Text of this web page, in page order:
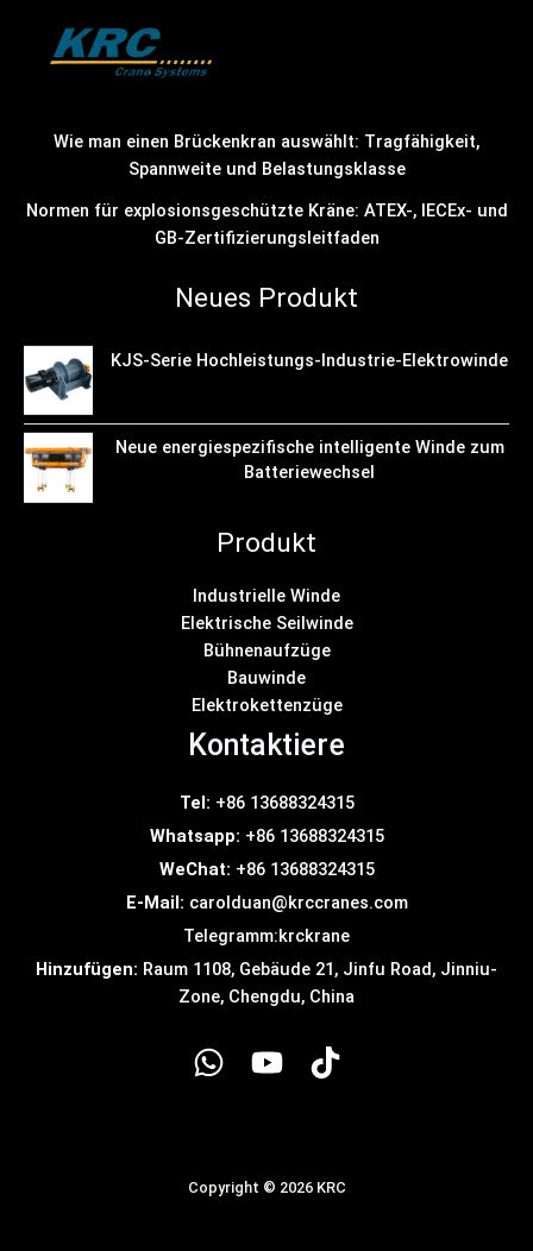
Wie man einen Brückenkran auswählt: Tragfähigkeit,
Spannweite und Belastungsklasse
Normen für explosionsgeschützte Kräne: ATEX-, IECEx- und
GB-Zertifizierungsleitfaden
Neues Produkt
KJS-Serie Hochleistungs-Industrie-Elektrowinde
Neue energiespezifische intelligente Winde zum
Batteriewechsel
Produkt
Industrielle Winde
Elektrische Seilwinde
Bühnenaufzüge
Bauwinde
Elektrokettenzüge
Kontaktiere
Tel: +86 13688324315
Whatsapp: +86 13688324315
WeChat: +86 13688324315
E-Mail: carolduan@krccranes.com
Telegramm:krckrane
Hinzufügen: Raum 1108, Gebäude 21, Jinfu Road, Jinniu-
Zone, Chengdu, China
Copyright © 2026 KRC